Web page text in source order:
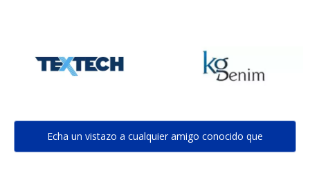
Echa un vistazo a cualquier amigo conocido que